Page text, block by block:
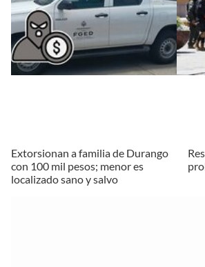
Extorsionan a familia de Durango
con 100 mil pesos; menor es
localizado sano y salvo